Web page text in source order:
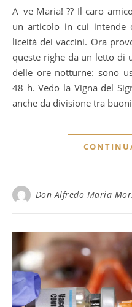
Ave Maria! ?? Il caro amico don Curzio Nitoglia ha scritto
un articolo in cui intende
liceità dei vaccini. Ora
queste righe da un letto di
delle ore notturne: sono
48 h. Vedo la Vigna del
anche da divisione tra
Don Alfredo Maria